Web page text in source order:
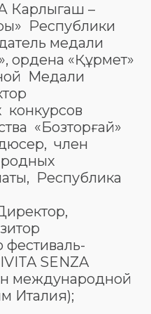
–
Республики
медали
ордена «Құрмет»
Медали
«Бозторғай»
член
Республика
SENZA
международной
Италия);